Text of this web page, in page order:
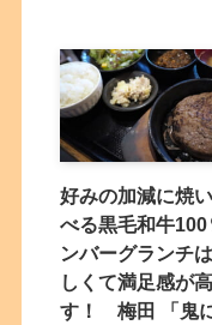
好みの加減に焼
べる黒毛和牛100
ンバーグランチ
しくて満足感が
す！ 梅田 「鬼